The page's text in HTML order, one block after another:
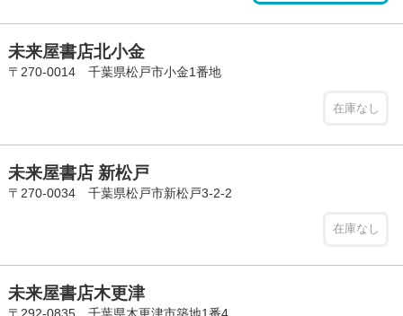
未来屋書店北小金
〒270-0014 千葉県松戸市小金1番地
在庫なし
未来屋書店 新松戸
〒270-0034 千葉県松戸市新松戸3-2-2
在庫なし
未来屋書店木更津